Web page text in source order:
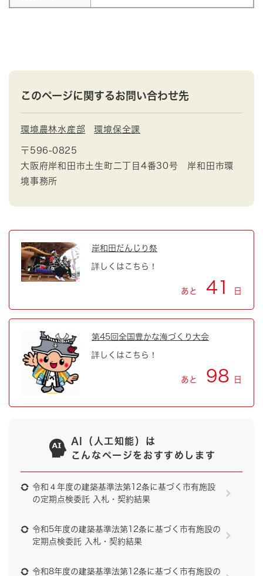
このページに関するお問い合わせ先
環境農林水産部 環境保全課
〒596-0825
大阪府岸和田市土生町二丁目4番30号 岸和田市環
境事務所
岸和田だんじり祭
詳しくはこちら！
あと 41 日
第45回全国豊かな海づくり大会
詳しくはこちら！
あと 98 日
AI（人工知能）は
こんなページをおすすめします
令和４年度の建築基準法第12条に基づく市有施設
の定期点検委託 入札・契約結果
令和5年度の建築基準法第12条に基づく市有施設の
定期点検委託 入札・契約結果
令和8年度の建築基準法第12条に基づく市有施設の